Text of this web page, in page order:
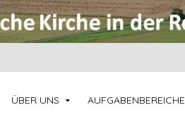
ÜBER UNS AUFGABENBEREICHE